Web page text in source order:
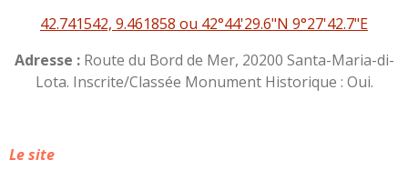
42.741542, 9.461858 ou 42°44'29.6"N 9°27'42.7"E
Adresse :Route du Bord de Mer, 20200 Santa-Maria-di-
Lota. Inscrite/Classée Monument Historique : Oui.
Le site